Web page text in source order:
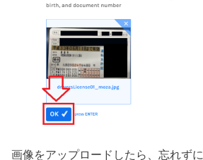
画像をアップロードしたら、忘れずに